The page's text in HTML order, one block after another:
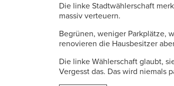
Die linke Stadtwählerschaft
massiv verteuern.
Begrünen, weniger Parkplätze,
renovieren die Hausbesitzer
Die linke Wählerschaft glaubt,
Vergesst das. Das wird niemals